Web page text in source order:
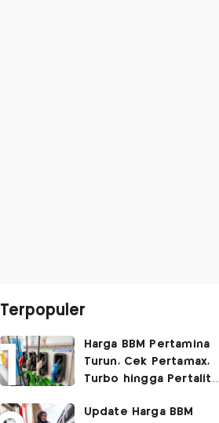
Terpopuler
Harga BBM Pertamina
Turun, Cek Pertamax,
Turbo hingga Pertalite
Update Harga BBM